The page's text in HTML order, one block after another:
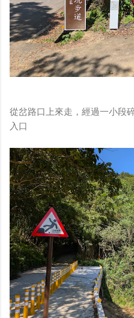
從岔路口上來走，經過一小段
入口